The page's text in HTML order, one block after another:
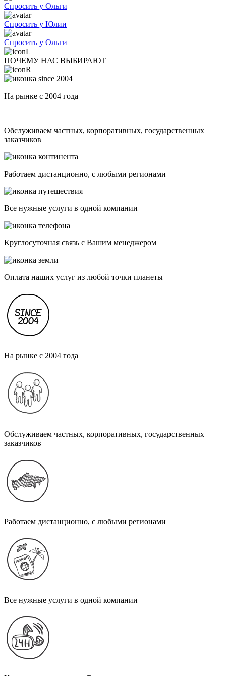
Спросить у Ольги
Спросить у Юлии
Спросить у Ольги
ПОЧЕМУ НАС ВЫБИРАЮТ
На рынке с 2004 года
Обслуживаем частных, корпоративных, государственных
заказчиков
Работаем дистанционно, с любыми регионами
Все нужные услуги в одной компании
Круглосуточная связь с Вашим менеджером
Оплата наших услуг из любой точки планеты
На рынке с 2004 года
Обслуживаем частных, корпоративных, государственных
заказчиков
Работаем дистанционно, с любыми регионами
Все нужные услуги в одной компании